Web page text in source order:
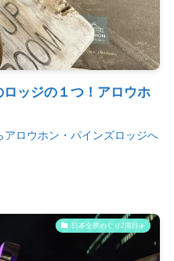
ッジの１つ！アロウホ
アロウホン・パインズロッジへ
日本全県めぐり2周目✈️